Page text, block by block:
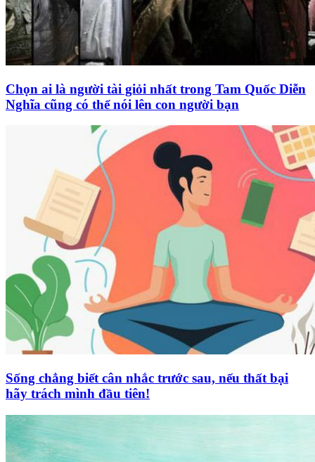
Chọn ai là người tài giỏi nhất trong Tam Quốc Diễn
Nghĩa cũng có thể nói lên con người bạn
Sống chẳng biết cân nhắc trước sau, nếu thất bại
hãy trách mình đầu tiên!